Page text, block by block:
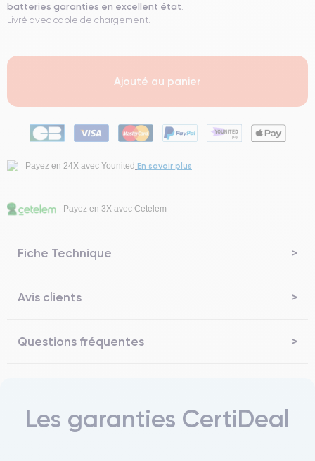
batteries garanties en excellent état.
Livré avec cable de chargement.
Ajouté au panier
Payez en 24X avec Younited En savoir plus
Payez en 3X avec Cetelem
Fiche Technique
Avis clients
Questions fréquentes
Les garanties CertiDeal